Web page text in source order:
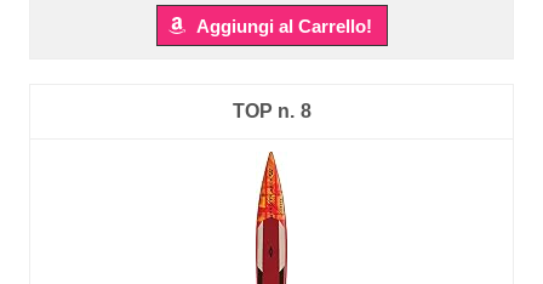
Aggiungi al Carrello!
8